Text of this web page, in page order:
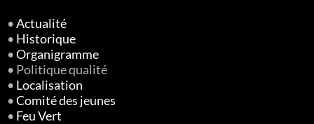
•Actualité
• Historique
•Organigramme
• Politique qualité
• Localisation
•Comité des jeunes
• Feu Vert